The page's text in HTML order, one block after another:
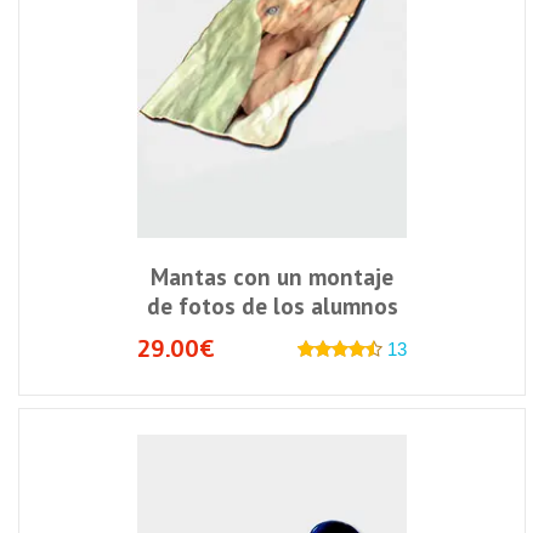
Mantas con un montaje
de fotos de los alumnos
29.00€
13